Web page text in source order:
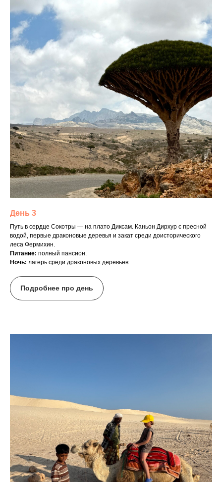
День 3
Путь в сердце Сокотры — на плато Диксам. Каньон Дирхур с пресной
водой, первые драконовые деревья и закат среди доисторического
леса Фермихин.
Питание: полный пансион.
Ночь: лагерь среди драконовых деревьев.
Подробнее про день